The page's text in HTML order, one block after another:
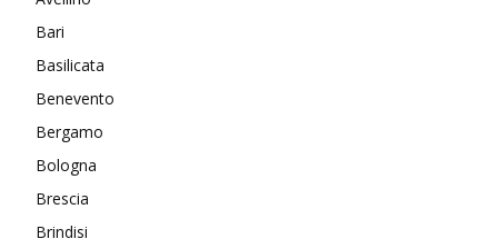
Bari
Basilicata
Benevento
Bergamo
Bologna
Brescia
Brindisi